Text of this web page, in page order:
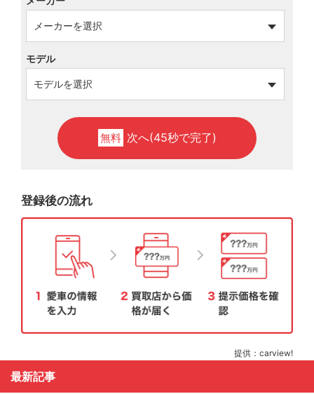
モデル
無料 次へ(45秒で完了)
登録後の流れ
提供：carview!
最新記事